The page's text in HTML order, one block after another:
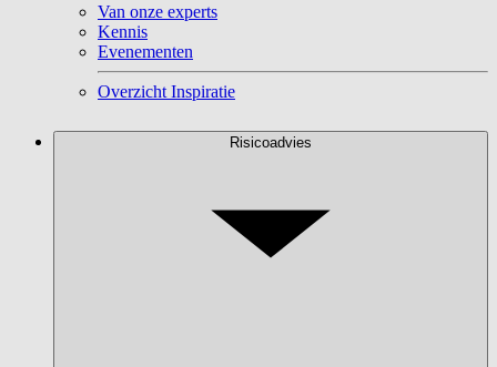
Van onze experts
Kennis
Evenementen
Overzicht Inspiratie
Risicoadvies